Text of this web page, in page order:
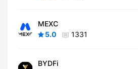
MEXC
5.0
1331
BYDFi